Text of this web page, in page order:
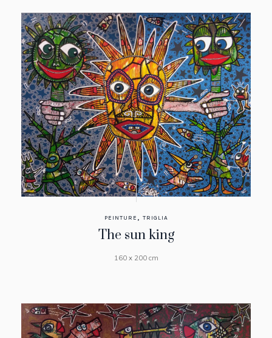
PEINTURE , TRIGLIA
The sun king
160 x 200 cm